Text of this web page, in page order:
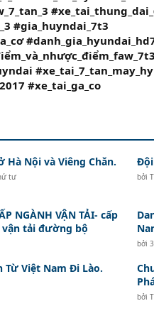
#gia_huyndai_7t3
#xe_tai_ga_co
Hà Nội và Viêng Chăn.
tư bởi
NGÀNH VẬN TẢI- cấp
vận tải đường bộ
bởi
Từ Việt Nam Đi Lào.
bởi